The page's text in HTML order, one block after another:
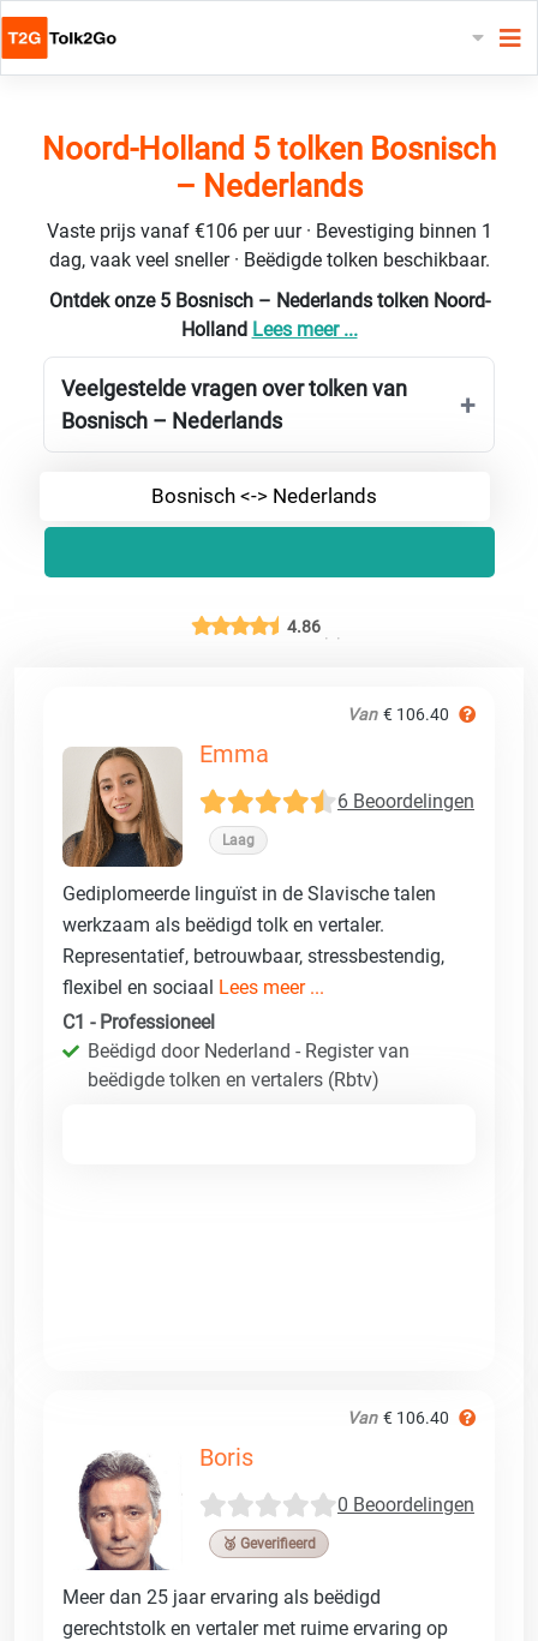
Noord-Holland 5 tolken Bosnisch
– Nederlands
Vaste prijs vanaf €106 per uur · Bevestiging binnen 1
dag, vaak veel sneller · Beëdigde tolken beschikbaar.
Ontdek onze 5 Bosnisch – Nederlands tolken Noord-
Holland Lees meer ...
Veelgestelde vragen over tolken van
Bosnisch – Nederlands
Bosnisch <-> Nederlands
4.86
Van € 106.40
Emma
6 Beoordelingen
Laag
Gediplomeerde linguïst in de Slavische talen
werkzaam als beëdigd tolk en vertaler.
Representatief, betrouwbaar, stressbestendig,
flexibel en sociaal Lees meer ...
C1 - Professioneel
Beëdigd door Nederland - Register van
beëdigde tolken en vertalers (Rbtv)
Van € 106.40
Boris
0 Beoordelingen
🥉 Geverifieerd
Meer dan 25 jaar ervaring als beëdigd
gerechtstolk en vertaler met ruime ervaring op